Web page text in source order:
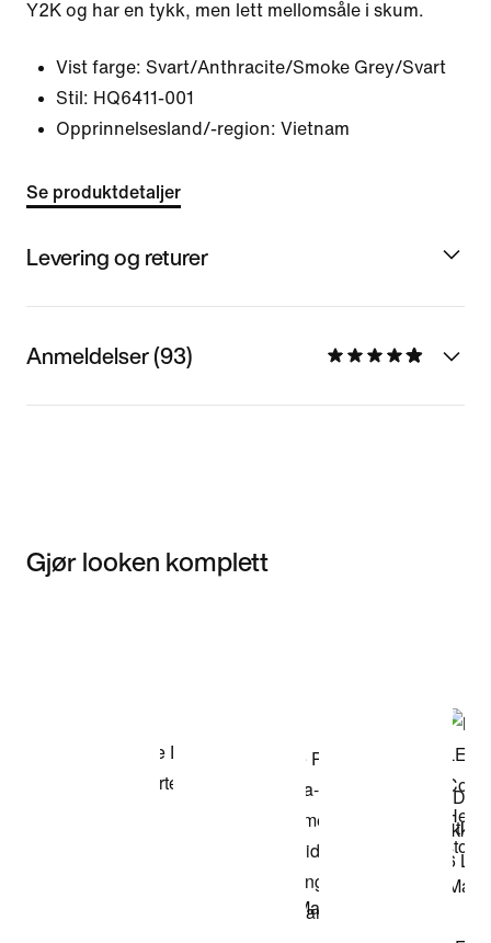
Y2K og har en tykk, men lett mellomsåle i skum.
Vist farge: Svart/Anthracite/Smoke Grey/Svart
Stil: HQ6411-001
Opprinnelsesland/-region: Vietnam
Se produktdetaljer
Levering og returer
Anmeldelser (93)
Gjør looken komplett